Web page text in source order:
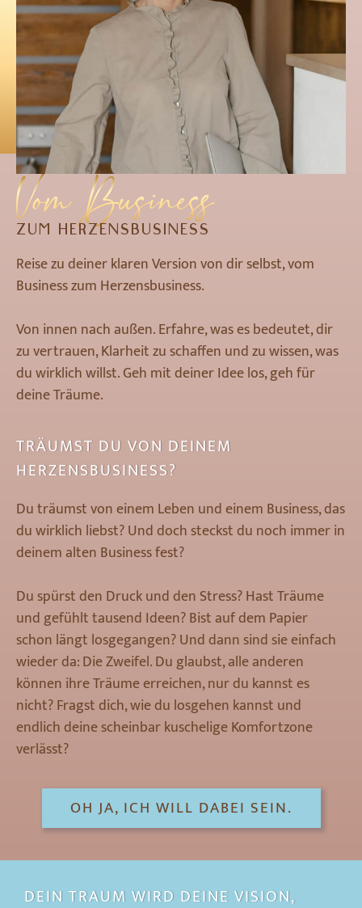
Vom Business
ZUM HERZENSBUSINESS
Reise zu deiner klaren Version von dir selbst, vom
Business zum Herzensbusiness.
Von innen nach außen. Erfahre, was es bedeutet, dir
zu vertrauen, Klarheit zu schaffen und zu wissen, was
du wirklich willst. Geh mit deiner Idee los, geh für
deine Träume.
TRÄUMST DU VON DEINEM
HERZENSBUSINESS?
Du träumst von einem Leben und einem Business, das
du wirklich liebst? Und doch steckst du noch immer in
deinem alten Business fest?
Du spürst den Druck und den Stress? Hast Träume
und gefühlt tausend Ideen? Bist auf dem Papier
schon längt losgegangen? Und dann sind sie einfach
wieder da: Die Zweifel. Du glaubst, alle anderen
können ihre Träume erreichen, nur du kannst es
nicht? Fragst dich, wie du losgehen kannst und
endlich deine scheinbar kuschelige Komfortzone
verlässt?
OH JA, ICH WILL DABEI SEIN.
DEIN TRAUM WIRD DEINE VISION,